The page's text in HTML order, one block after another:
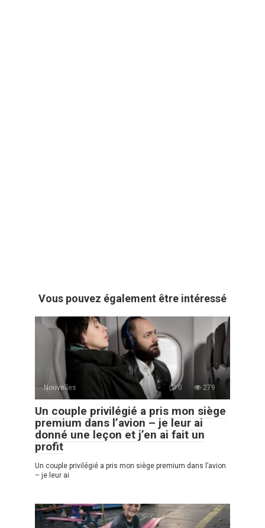
Vous pouvez également être intéressé
Nouvelles 0 279
Un couple privilégié a pris mon siège
premium dans l’avion – je leur ai
donné une leçon et j’en ai fait un
profit
Un couple privilégié a pris mon siège premium dans l’avion
– je leur ai